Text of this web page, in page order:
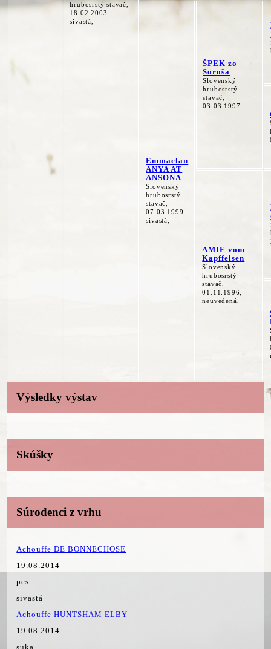
hrubosrstý stavač,
18.02.2003,
sivastá,
Emmaclan
ANYA AT
ANSONA
Slovenský
hrubosrstý
stavač,
07.03.1999,
sivastá,
ŠPEK zo
Soroša
Slovenský
hrubosrstý
stavač,
03.03.1997,
AMIE vom
Kapffelsen
Slovenský
hrubosrstý
stavač,
01.11.1996,
neuvedená,
Výsledky výstav
Skúšky
Súrodenci z vrhu
Achouffe DE BONNECHOSE
19.08.2014
pes
sivastá
Achouffe HUNTSHAM ELBY
19.08.2014
suka